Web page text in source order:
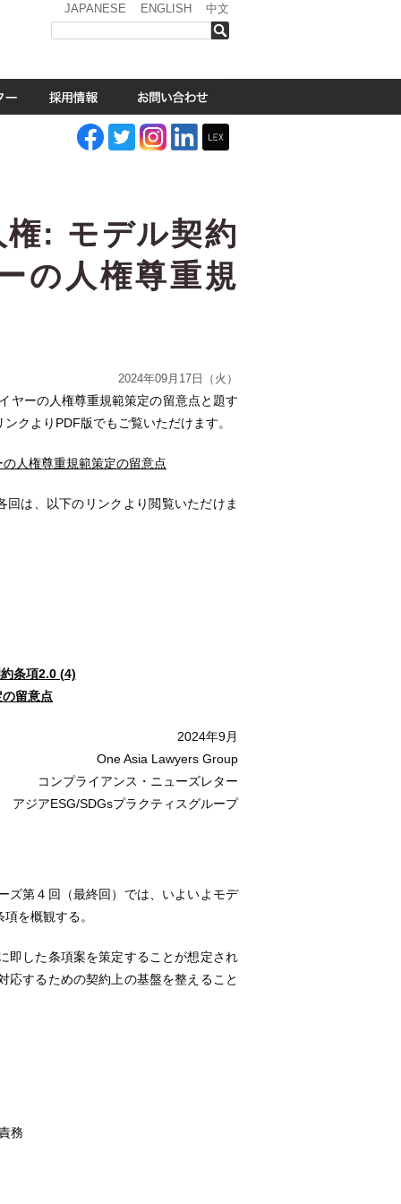
JAPANESE ENGLISH 中文
: モデル契約
の人権尊重規
2024年09月17日（火）
ヤーの人権尊重規範策定の留意点と題す
クよりPDF版でもご覧いただけます。
人権尊重規範策定の留意点
は、以下のリンクより閲覧いただけま
条項2.0 (4)
留意点
2024年9月
One Asia Lawyers Group
コンプライアンス・ニューズレター
アジアESG/SDGsプラクティスグループ
第４回（最終回）では、いよいよモデ
を概観する。
した条項案を策定することが想定され
応するための契約上の基盤を整えること
務